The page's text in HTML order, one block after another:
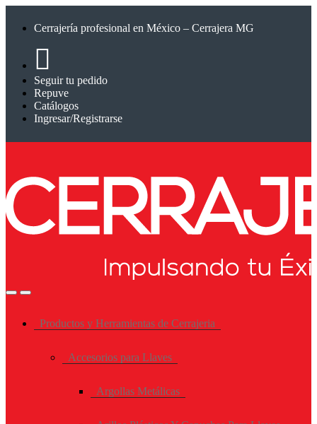
navegación
Cerrajería profesional en México – Cerrajera MG
Seguir tu pedido
Repuve
Catálogos
Ingresar/Registrarse
Productos y Herramientas de Cerrajeria
Accesorios para Llaves
Argollas Metálicas